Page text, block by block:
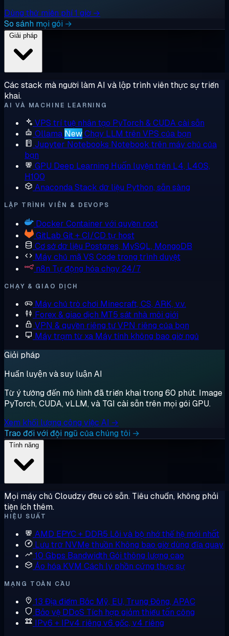
Dùng thử miễn phí 1 giờ →
So sánh mọi gói →
Các stack mà người làm AI và lập trình viên thực sự triển
khai.
AI VÀ MACHINE LEARNING
VPS trí tuệ nhân tạo PyTorch & CUDA cài sẵn
Ollama NewChạy LLM trên VPS của bạn
Jupyter Notebooks Notebook trên máy chủ của
bạn
GPU Deep Learning Huấn luyện trên L4, L40S,
H100
AnacondaStack dữ liệu Python, sẵn sàng
LẬP TRÌNH VIÊN & DEVOPS
Docker Container với quyền root
GitLab Git + CI/CD tự host
Cơ sở dữ liệu Postgres, MySQL, MongoDB
Máy chủ mãVS Code trong trình duyệt
n8n Tự động hóa chạy 24/7
CHẠY & GIAO DỊCH
Máy chủ trò chơi Minecraft, CS, ARK, v.v.
Forex & giao dịch MT5 sát nhà môi giới
VPN & quyền riêng tưVPN riêng của bạn
Máy trạm từ xa Máy tính không bao giờ ngủ
Giải pháp
Huấn luyện và suy luận AI
Từ ý tưởng đến mô hình đã triển khai trong 60 phút. Image
PyTorch, CUDA, vLLM, và TGI cài sẵn trên mọi gói GPU.
Xem khối lượng công việc AI →
Trao đổi với đội ngũ của chúng tôi →
Mọi máy chủ Cloudzy đều có sẵn. Tiêu chuẩn, không phải
tiện ích thêm.
HIỆU SUẤT
AMD EPYC + DDR5 Lõi và bộ nhớ thế hệ mới nhất
Lưu trữ NVMe thuần Không bao giờ dùng đĩa quay
10 Gbps Bandwidth Gói thông lượng cao
Ảo hóa KVM Cách ly phần cứng thực sự
MẠNG TOÀN CẦU
13 Địa điểm Bắc Mỹ, EU, Trung Đông, APAC
Bảo vệ DDoS Tích hợp giảm thiểu tấn công
IPv6 + IPv4 riêng v6 gốc, v4 riêng